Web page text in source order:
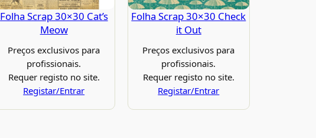
Folha Scrap 30×30 Cat’s
Meow
Preços exclusivos para
profissionais.
Requer registo no site.
Registar/Entrar
Folha Scrap 30×30 Check
it Out
Preços exclusivos para
profissionais.
Requer registo no site.
Registar/Entrar